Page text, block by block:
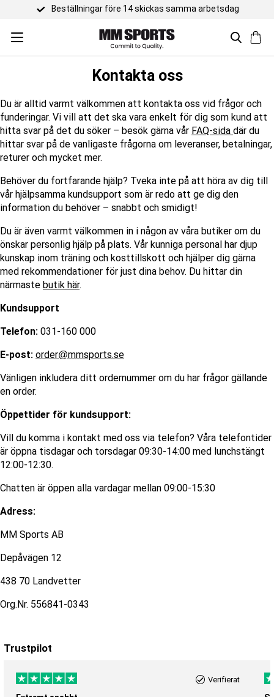
Beställningar före 14 skickas samma arbetsdag
Kontakta oss
Du är alltid varmt välkommen att kontakta oss vid frågor och
funderingar. Vi vill att det ska vara enkelt för dig som kund att
hitta svar på det du söker – besök gärna vår FAQ-sida där du
hittar svar på de vanligaste frågorna om leveranser, betalningar,
returer och mycket mer.
Behöver du fortfarande hjälp? Tveka inte på att höra av dig till
vår hjälpsamma kundsupport som är redo att ge dig den
information du behöver – snabbt och smidigt!
Du är även varmt välkommen in i någon av våra butiker om du
önskar personlig hjälp på plats. Vår kunniga personal har djup
kunskap inom träning och kosttillskott och hjälper dig gärna
med rekommendationer för just dina behov. Du hittar din
närmaste butik här.
Kundsupport
Telefon: 031-160 000
E-post: order@mmsports.se
Vänligen inkludera ditt ordernummer om du har frågor gällande
en order.
Öppettider för kundsupport:
Vill du komma i kontakt med oss via telefon? Våra telefontider
är öppna tisdagar och torsdagar 09:30-14:00 med lunchstängt
12:00-12:30.
Chatten är öppen alla vardagar mellan 09:00-15:30
Adress:
MM Sports AB
Depåvägen 12
438 70 Landvetter
Org.Nr. 556841-0343
Trustpilot
Verifierat